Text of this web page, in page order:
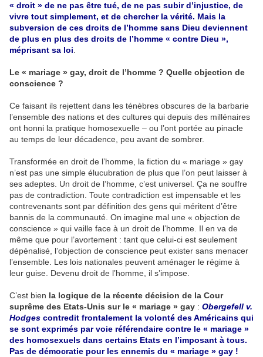
« droit » de ne pas être tué, de ne pas subir d’injustice, de
vivre tout simplement, et de chercher la vérité. Mais la
subversion de ces droits de l’homme sans Dieu deviennent
de plus en plus des droits de l’homme « contre Dieu »,
méprisant sa loi
Le « mariage » gay, droit de l’homme ? Quelle objection de
conscience ?
Ce faisant ils rejettent dans les ténèbres obscures de la barbarie
l’ensemble des nations et des cultures qui depuis des millénaires
ont honni la pratique homosexuelle – ou l’ont portée au pinacle
au temps de leur décadence, peu avant de sombrer.
Transformée en droit de l’homme, la fiction du « mariage » gay
n’est pas une simple élucubration de plus que l’on peut laisser à
ses adeptes. Un droit de l’homme, c’est universel. Ça ne souffre
pas de contradiction. Toute contradiction est impensable et les
contrevenants sont par définition des gens qui méritent d’être
bannis de la communauté. On imagine mal une « objection de
conscience » qui vaille face à un droit de l’homme. Il en va de
même que pour l’avortement : tant que celui-ci est seulement
dépénalisé, l’objection de conscience peut exister sans menacer
l’ensemble. Les lois nationales peuvent aménager le régime à
leur guise. Devenu droit de l’homme, il s’impose.
C’est bien la logique de la récente décision de la Cour
suprême des Etats-Unis sur le « mariage » gay : Obergefell v.
Hodges contredit frontalement la volonté des Américains qui
se sont exprimés par voie référendaire contre le « mariage »
des homosexuels dans certains Etats en l’imposant à tous.
Pas de démocratie pour les ennemis du « mariage » gay !